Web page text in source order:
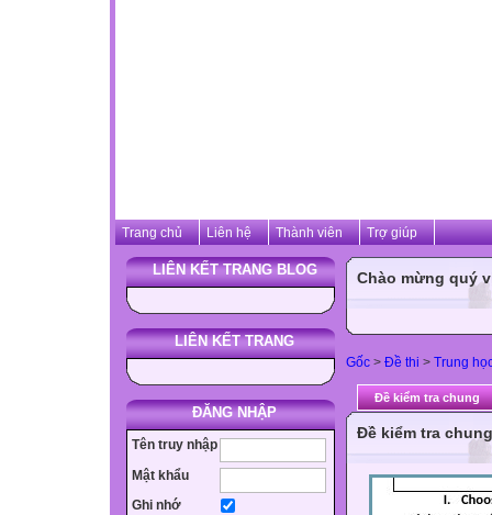
Trang chủ Liên hệ Thành viên Trợ giúp
LIÊN KẾT TRANG BLOG
LIÊN KẾT TRANG
ĐĂNG NHẬP
Tên truy nhập
Mật khẩu
Ghi nhớ
Chào mừng quý
Gốc > Đề thi > Trung
Đề kiểm tra chung
Đề kiểm tra chung